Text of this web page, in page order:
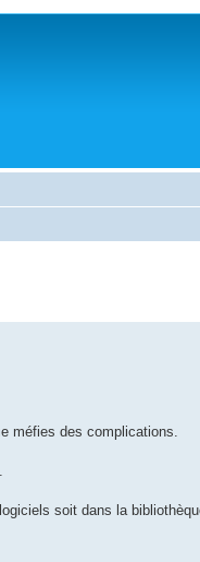
méfies des complications.
soit dans la